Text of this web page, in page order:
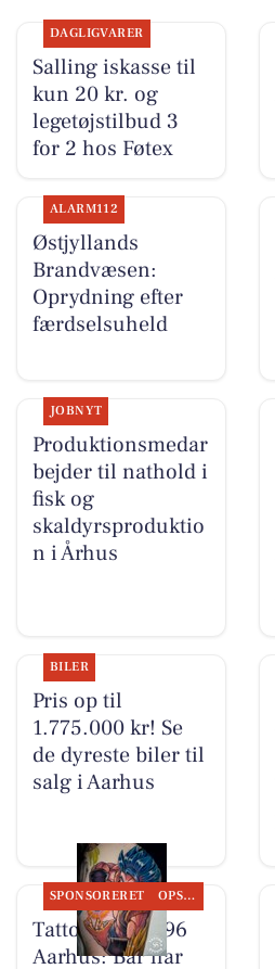
DAGLIGVARER
Salling iskasse til
kun 20 kr. og
legetøjstilbud 3
for 2 hos Føtex
ALARM112
Østjyllands
Brandvæsen:
Oprydning efter
færdselsuheld
JOBNYT
Produktionsmedar
bejder til nathold i
fisk og
skaldyrsproduktio
n i Århus
BILER
Pris op til
1.775.000 kr! Se
de dyreste biler til
salg i Aarhus
SPONSORERET OPSLAGSTAVLEN
Tattoo Studio 96
Aarhus: Bar har